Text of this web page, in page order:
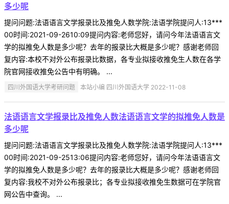
多少呢
提问问题:法语语言文学报录比及推免人数学院:法语学院提问人:13***
00时间:2021-09-2610:09提问内容:老师您好，请问今年法语语言文
学的拟推免人数是多少呢？去年的报录比大概是多少呢？感谢老师回
复内容:本校不对外公布报录比数据，各专业拟接收推免生人数在各学
院官网接收推免公告中有明确。 ...
四川外国语大学考研问题 本站小编 四川外国语大学 2022-11-08
法语语言文学报录比及推免人数法语语言文学的拟推免人数是
多少呢
提问问题:法语语言文学报录比及推免人数学院:法语学院提问人:13***
00时间:2021-09-2513:06提问内容:老师您好，请问今年法语语言文
学的拟推免人数是多少呢？去年的报录比大概是多少呢？感谢老师回
复内容:我校不对外公布报录比；各专业拟接收推免生数据可在学院官
网公告中查询。 ...